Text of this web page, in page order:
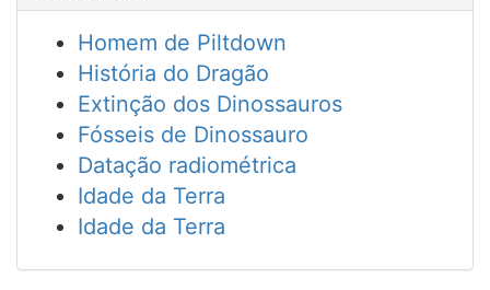
Homem de Piltdown
História do Dragão
Extinção dos Dinossauros
Fósseis de Dinossauro
Datação radiométrica
Idade da Terra
Idade da Terra